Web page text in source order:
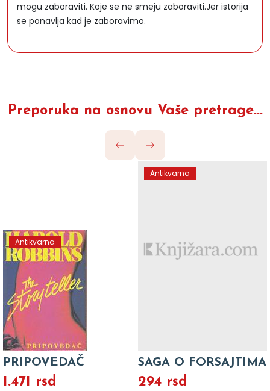
mogu zaboraviti. Koje se ne smeju zaboraviti.Jer istorija
se ponavlja kad je zaboravimo.
Preporuka na osnovu Vaše pretrage...
Antikvarna
PRIPOVEDAČ
1.471 rsd
Antikvarna
SAGA O FORSAJTIMA
294 rsd